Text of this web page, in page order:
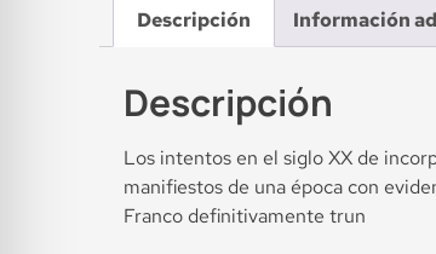
Descripción Información
Descripción
Los intentos en el siglo XX de
manifiestos de una época con
Franco definitivamente trun